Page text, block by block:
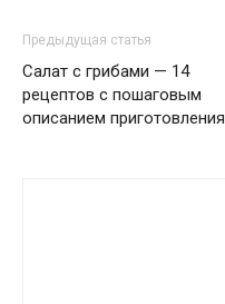
Предыдущая статья
Салат с грибами — 14
рецептов с пошаговым
описанием приготовления